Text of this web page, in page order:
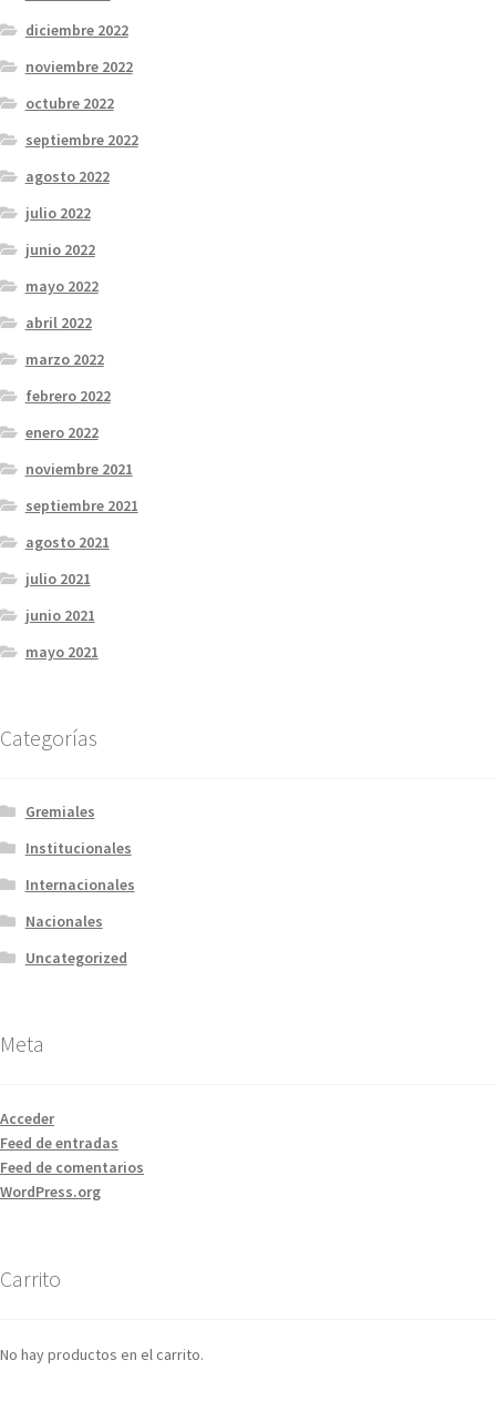
diciembre 2022
noviembre 2022
octubre 2022
septiembre 2022
agosto 2022
julio 2022
junio 2022
mayo 2022
abril 2022
marzo 2022
febrero 2022
enero 2022
noviembre 2021
septiembre 2021
agosto 2021
julio 2021
junio 2021
mayo 2021
Categorías
Gremiales
Institucionales
Internacionales
Nacionales
Uncategorized
Meta
Acceder
Feed de entradas
Feed de comentarios
WordPress.org
Carrito
No hay productos en el carrito.